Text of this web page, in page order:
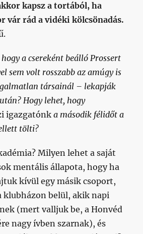
kapsz a tortából, ha
vár rád a vidéki kölcsönadás.
a csereként beálló Prossert
sem volt rosszabb az amúgy is
társainál – lekapják
Hogy lehet, hogy
igazgatónk a második félidőt a
tölti?
Milyen lehet a saját
mentális állapota, hogy ha
kívül egy másik csoport,
klubházon belül, akik napi
(mert valljuk be, a Honvéd
nagy ívben szarnak), és